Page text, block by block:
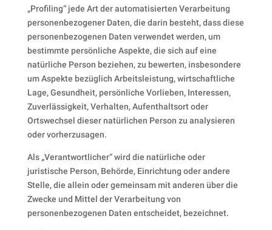
„Profiling“ jede Art der automatisierten Verarbeitung
personenbezogener Daten, die darin besteht, dass diese
personenbezogenen Daten verwendet werden, um
bestimmte persönliche Aspekte, die sich auf eine
natürliche Person beziehen, zu bewerten, insbesondere
um Aspekte bezüglich Arbeitsleistung, wirtschaftliche
Lage, Gesundheit, persönliche Vorlieben, Interessen,
Zuverlässigkeit, Verhalten, Aufenthaltsort oder
Ortswechsel dieser natürlichen Person zu analysieren
oder vorherzusagen.
Als „Verantwortlicher“ wird die natürliche oder
juristische Person, Behörde, Einrichtung oder andere
Stelle, die allein oder gemeinsam mit anderen über die
Zwecke und Mittel der Verarbeitung von
personenbezogenen Daten entscheidet, bezeichnet.